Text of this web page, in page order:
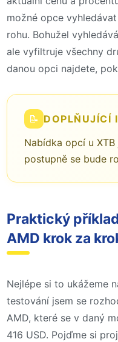
možné opce
rohu. Bohužel
ale vyfiltruje všechny
danou opci najdete,
📝 DOPLŇUJÍCÍ
Nabídka opcí u
postupně se bude
Praktický
AMD krok za
Nejlépe si to ukážeme
testování jsem se
AMD, které se v daný
416 USD. Pojďme si